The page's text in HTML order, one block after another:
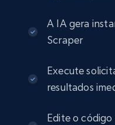
A IA gera
Scraper
Execute
resultados
Edite o